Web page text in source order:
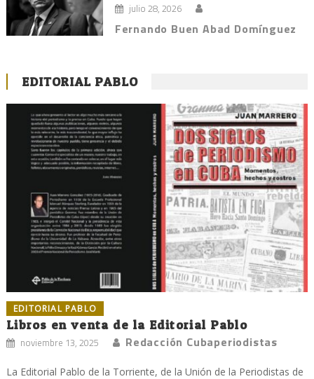
julio 28, 2026
Fernando Buen Abad Domínguez
EDITORIAL PABLO
EDITORIAL PABLO
Libros en venta de la Editorial Pablo
noviembre 13, 2025 Redacción Cubaperiodistas
La Editorial Pablo de la Torriente, de la Unión de la Periodistas de